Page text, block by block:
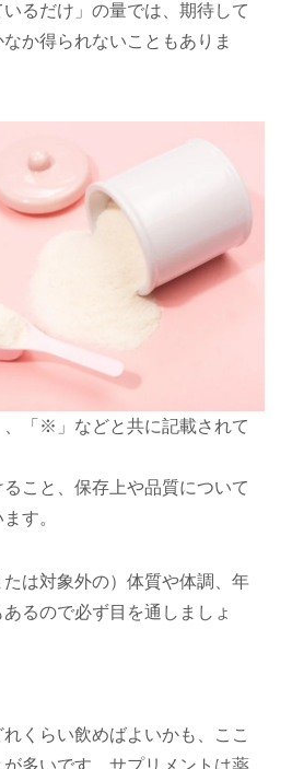
るだけ」の量では、期待して
か得られないこともありま
、「※」などと共に記載されて
こと、保存上や品質について
す。
は対象外の）体質や体調、年
るので必ず目を通しましょ
くらい飲めばよいかも、ここ